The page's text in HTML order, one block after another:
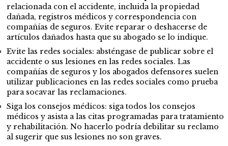
relacionada con el accidente, incluida la propiedad
dañada, registros médicos y correspondencia con
compañías de seguros. Evite reparar o deshacerse de
artículos dañados hasta que su abogado se lo indique.
Evite las redes sociales: absténgase de publicar sobre el
accidente o sus lesiones en las redes sociales. Las
compañías de seguros y los abogados defensores suelen
utilizar publicaciones en las redes sociales como prueba
para socavar las reclamaciones.
Siga los consejos médicos: siga todos los consejos
médicos y asista a las citas programadas para tratamiento
y rehabilitación. No hacerlo podría debilitar su reclamo
al sugerir que sus lesiones no son graves.